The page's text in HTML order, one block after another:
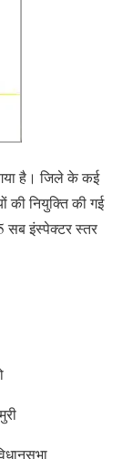
है। जिले के कई
की नियुक्ति की गई
इंस्पेक्टर स्तर